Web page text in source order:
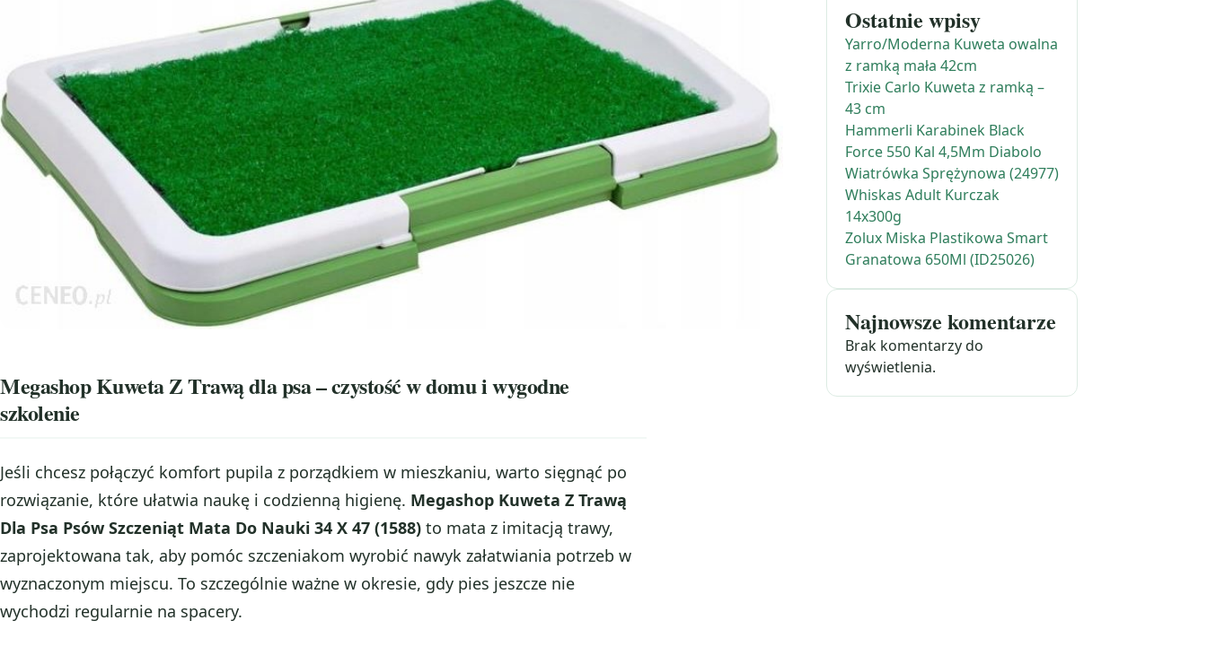
Megashop Kuweta Z Trawą dla psa – czystość w domu i wygodne
szkolenie
Jeśli chcesz połączyć komfort pupila z porządkiem w mieszkaniu, warto sięgnąć po
rozwiązanie, które ułatwia naukę i codzienną higienę. Megashop Kuweta Z Trawą
Dla Psa Psów Szczeniąt Mata Do Nauki 34 X 47 (1588) to mata z imitacją trawy,
zaprojektowana tak, aby pomóc szczeniakom wyrobić nawyk załatwiania potrzeb w
wyznaczonym miejscu. To szczególnie ważne w okresie, gdy pies jeszcze nie
wychodzi regularnie na spacery.
Ostatnie wpisy
Yarro/Moderna Kuweta owalna
z ramką mała 42cm
Trixie Carlo Kuweta z ramką –
43 cm
Hammerli Karabinek Black
Force 550 Kal 4,5Mm Diabolo
Wiatrówka Sprężynowa (24977)
Whiskas Adult Kurczak
14x300g
Zolux Miska Plastikowa Smart
Granatowa 650Ml (ID25026)
Najnowsze komentarze
Brak komentarzy do
wyświetlenia.